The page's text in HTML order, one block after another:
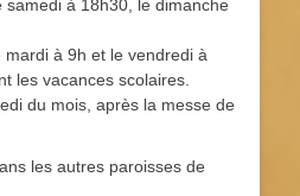
samedi à 18h30, le dimanche
mardi à 9h et le vendredi à
les vacances scolaires.
du mois, après la messe de
les autres paroisses de